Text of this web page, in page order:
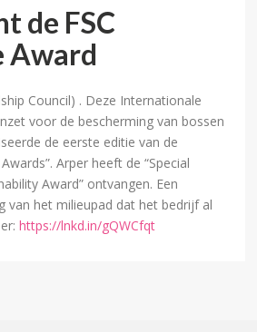
de FSC
Award
Council) . Deze Internationale
voor de bescherming van bossen
de eerste editie van de
Arper heeft de “Special
Award” ontvangen. Een
van het milieupad dat het bedrijf al
https://lnkd.in/gQWCfqt